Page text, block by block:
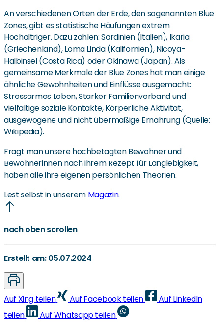
An verschiedenen Orten der Erde, den sogenannten Blue
Zones, gibt es statistische Häufungen extrem
Hochaltriger. Dazu zählen: Sardinien (Italien), Ikaria
(Griechenland), Loma Linda (Kalifornien), Nicoya-
Halbinsel (Costa Rica) oder Okinawa (Japan). Als
gemeinsame Merkmale der Blue Zones hat man einige
ähnliche Gewohnheiten und Einflüsse ausgemacht:
Stressarmes Leben, Starker Familienverband und
vielfältige soziale Kontakte, Körperliche Aktivität,
ausgewogene und nicht übermäßige Ernährung (Quelle:
Wikipedia).
Fragt man unsere hochbetagten Bewohner und
Bewohnerinnen nach ihrem Rezept für Langlebigkeit,
haben alle ihre eigenen persönlichen Theorien.
Lest selbst in unserem Magazin.
nach oben scrollen
Erstellt am: 05.07.2024
Auf Xing teilen Auf Facebook teilen
Auf LinkedIn
teilen
Auf Whatsapp teilen